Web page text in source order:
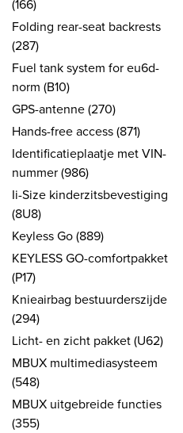
(166)
Folding rear-seat backrests
(287)
Fuel tank system for eu6d-
norm (B10)
GPS-antenne (270)
Hands-free access (871)
Identificatieplaatje met VIN-
nummer (986)
Ii-Size kinderzitsbevestiging
(8U8)
Keyless Go (889)
KEYLESS GO-comfortpakket
(P17)
Knieairbag bestuurderszijde
(294)
Licht- en zicht pakket (U62)
MBUX multimediasysteem
(548)
MBUX uitgebreide functies
(355)